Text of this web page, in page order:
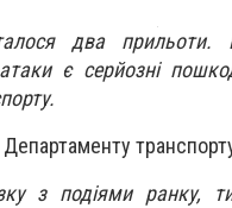
два прильоти.
атаки є серйозні
з подіями ранку,